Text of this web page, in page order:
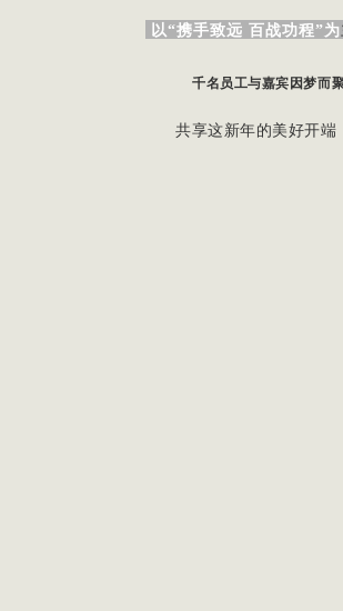
以“携手致远 百战功程”为
千名员工与嘉宾因梦而
共享这新年的美好开端